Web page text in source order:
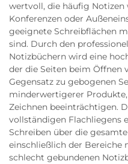
wertvoll, die häufig Notizen
Konferenzen oder
geeignete Schreibflächen
sind. Durch den
Notizbüchern wird eine
der die Seiten beim Öffnen
Gegensatz zu gebogenen
minderwertigerer
Zeichnen beeinträchtigen.
vollständigen Flachliegens
Schreiben über die
einschließlich der Bereiche
schlecht gebundenen